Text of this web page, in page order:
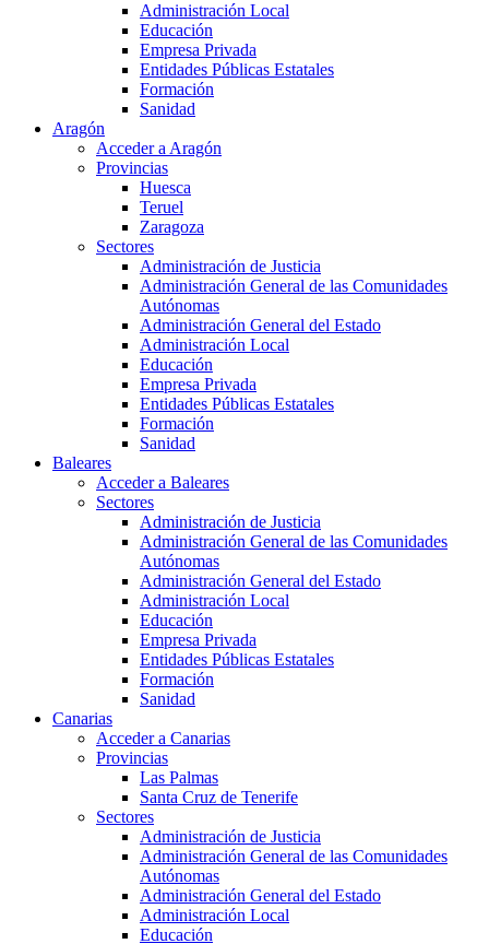
Administración Local
Educación
Empresa Privada
Entidades Públicas Estatales
Formación
Sanidad
Aragón
Acceder a Aragón
Provincias
Huesca
Teruel
Zaragoza
Sectores
Administración de Justicia
Administración General de las Comunidades
Autónomas
Administración General del Estado
Administración Local
Educación
Empresa Privada
Entidades Públicas Estatales
Formación
Sanidad
Baleares
Acceder a Baleares
Sectores
Administración de Justicia
Administración General de las Comunidades
Autónomas
Administración General del Estado
Administración Local
Educación
Empresa Privada
Entidades Públicas Estatales
Formación
Sanidad
Canarias
Acceder a Canarias
Provincias
Las Palmas
Santa Cruz de Tenerife
Sectores
Administración de Justicia
Administración General de las Comunidades
Autónomas
Administración General del Estado
Administración Local
Educación